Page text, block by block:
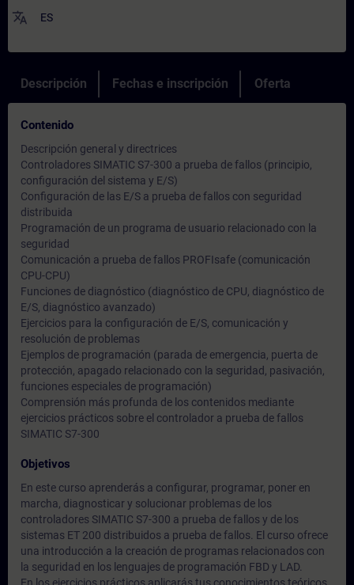
translate ES
Descripción Fechas e inscripción Oferta
Contenido
Descripción general y directrices
Controladores SIMATIC S7-300 a prueba de fallos (principio,
configuración del sistema y E/S)
Configuración de las E/S a prueba de fallos con seguridad
distribuida
Programación de un programa de usuario relacionado con la
seguridad
Comunicación a prueba de fallos PROFIsafe (comunicación
CPU-CPU)
Funciones de diagnóstico (diagnóstico de CPU, diagnóstico de
E/S, diagnóstico avanzado)
Ejercicios para la configuración de E/S, comunicación y
resolución de problemas
Ejemplos de programación (parada de emergencia, puerta de
protección, apagado relacionado con la seguridad, pasivación,
funciones especiales de programación)
Comprensión más profunda de los contenidos mediante
ejercicios prácticos sobre el controlador a prueba de fallos
SIMATIC S7-300
Objetivos
En este curso aprenderás a configurar, programar, poner en
marcha, diagnosticar y solucionar problemas de los
controladores SIMATIC S7-300 a prueba de fallos y de los
sistemas ET 200 distribuidos a prueba de fallos. El curso ofrece
una introducción a la creación de programas relacionados con
la seguridad en los lenguajes de programación FBD y LAD.